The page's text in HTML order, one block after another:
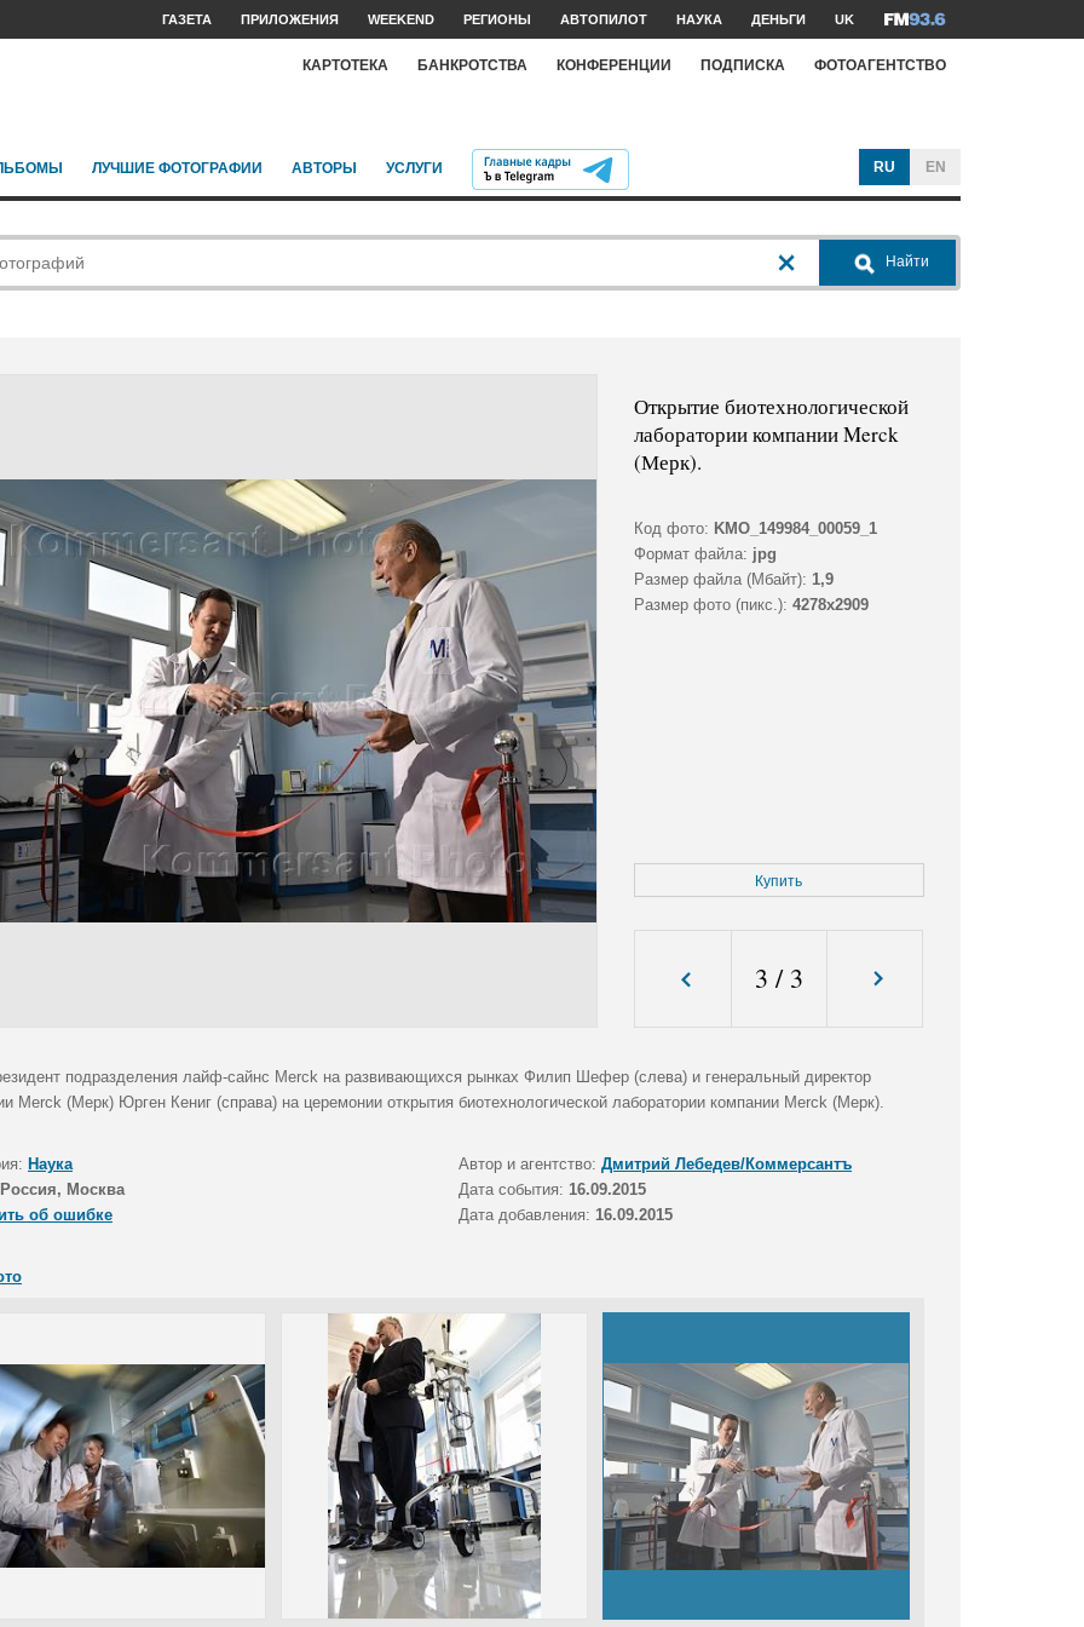
ГАЗЕТА ПРИЛОЖЕНИЯ WEEKEND РЕГИОНЫ АВТОПИЛОТ НАУКА ДЕНЬГИ UK
КАРТОТЕКА БАНКРОТСТВА КОНФЕРЕНЦИИ ПОДПИСКА ФОТОАГЕНТСТВО
ЛУЧШИЕ ФОТОГРАФИИ АВТОРЫ УСЛУГИ RU EN
Найти
Открытие биотехнологической
лаборатории компании Merck
(Мерк).
Код фото: KMO_149984_00059_1
Формат файла: jpg
Размер файла (Мбайт): 1,9
Размер фото (пикс.): 4278x2909
Купить
3 / 3
подразделения лайф-сайнс Merck на развивающихся рынках Филип Шефер (слева) и генеральный директор
Merck (Мерк) Юрген Кениг (справа) на церемонии открытия биотехнологической лаборатории компании Merck (Мерк).
Наука Автор и агентство: Дмитрий Лебедев/Коммерсантъ
Россия, Москва Дата события: 16.09.2015
об ошибке
Дата добавления: 16.09.2015